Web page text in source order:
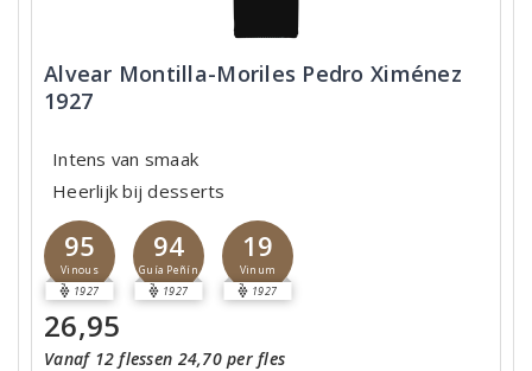
Alvear Montilla-Moriles Pedro Ximénez
1927
Intens van smaak
Heerlijk bij desserts
95
Vinous
1927
94
Guía Peñín
1927
19
Vinum
1927
26,95
Vanaf 12 flessen 24,70 per fles